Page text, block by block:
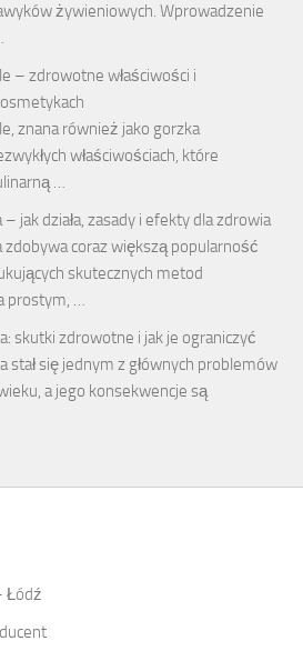
żywieniowych. Wprowadzenie
– zdrowotne właściwości i
znana również jako gorzka
właściwościach, które
…
jak działa, zasady i efekty dla zdrowia
zdobywa coraz większą popularność
skutecznych metod
prostym, …
skutki zdrowotne i jak je ograniczyć
stał się jednym z głównych problemów
a jego konsekwencje są
Łódź